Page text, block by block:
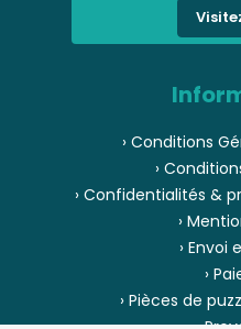
› Conditions
›
› Confidentialités &
›
› Envoi
›
› Pièces de